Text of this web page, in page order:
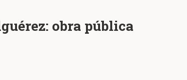
obra pública